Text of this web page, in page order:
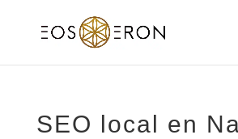
SEO local en